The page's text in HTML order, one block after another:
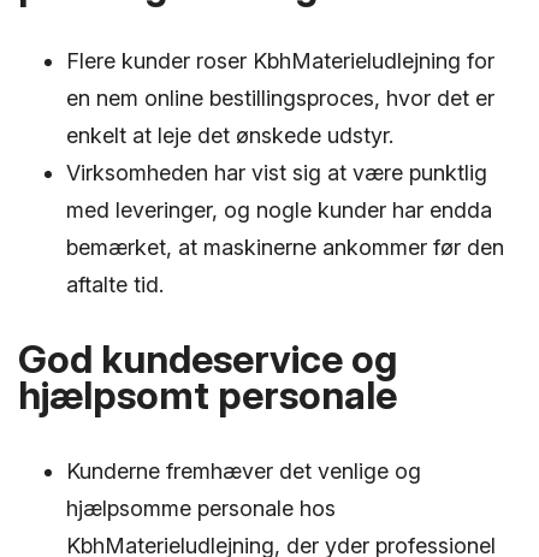
Flere kunder roser KbhMaterieludlejning for
en nem online bestillingsproces, hvor det er
enkelt at leje det ønskede udstyr.
Virksomheden har vist sig at være punktlig
med leveringer, og nogle kunder har endda
bemærket, at maskinerne ankommer før den
aftalte tid.
God kundeservice og
hjælpsomt personale
Kunderne fremhæver det venlige og
hjælpsomme personale hos
KbhMaterieludlejning, der yder professionel